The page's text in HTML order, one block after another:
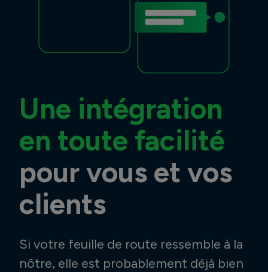
Une intégration
en toute facilité
pour vous et vos
clients
Si votre feuille de route ressemble à la
nôtre, elle est probablement déjà bien